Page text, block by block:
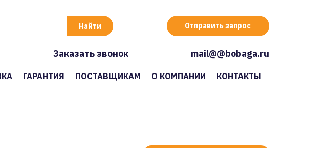
Отправить запрос
Заказать звонок mail@@bobaga.ru
ГАРАНТИЯ ПОСТАВЩИКАМ О КОМПАНИИ КОНТАКТЫ